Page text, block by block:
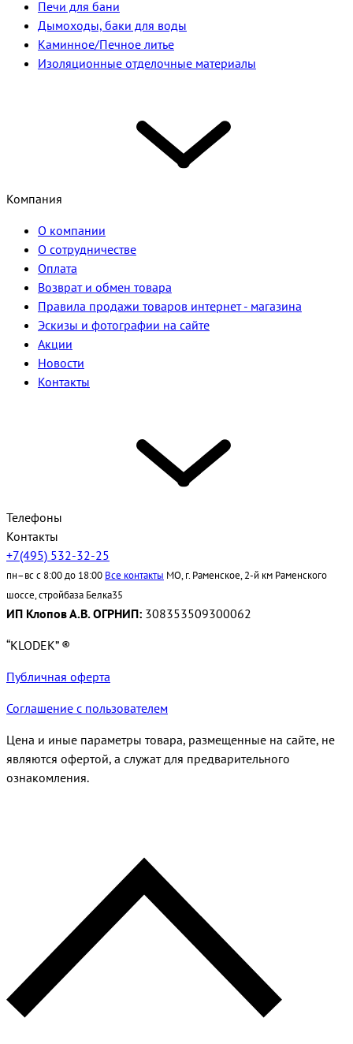
Печи для бани
Дымоходы, баки для воды
Каминное/Печное литье
Изоляционные отделочные материалы
Компания
О компании
О сотрудничестве
Оплата
Возврат и обмен товара
Правила продажи товаров интернет - магазина
Эскизы и фотографии на сайте
Акции
Новости
Контакты
Телефоны
Контакты
+7(495) 532-32-25
пн–вс с 8:00 до 18:00 Все контакты МО, г. Раменское, 2-й км Раменского
шоссе, стройбаза Белка35
ИП Клопов А.В. ОГРНИП: 308353509300062
“KLODEK” ®
Публичная оферта
Соглашение с пользователем
Цена и иные параметры товара, размещенные на сайте, не
являются офертой, а служат для предварительного
ознакомления.